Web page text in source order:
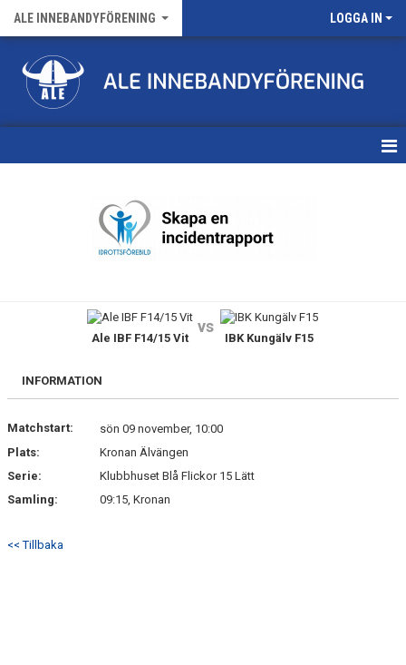
ALE INNEBANDYFÖRENING LOGGA IN
FÖRENINGENS MATCHER
MEDLEMSKAP
Ale IBF F14/15 Vit
vs
IBK Kungälv F15
INFORMATION
Matchstart:
sön 09 november, 10:00
Plats:
Kronan Älvängen
Serie:
Klubbhuset Blå Flickor 15 Lätt
Samling:
09:15, Kronan
<< Tillbaka